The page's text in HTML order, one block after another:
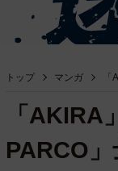
トップ マンガ
「
PARCO